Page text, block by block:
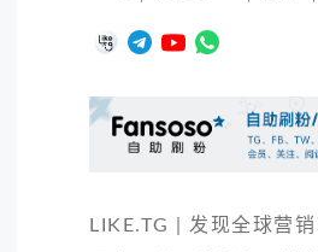
LIKE.TG | 发现全球营